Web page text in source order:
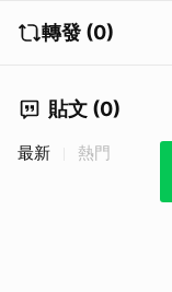
轉發 (0)
貼文 (0)
最新 熱門